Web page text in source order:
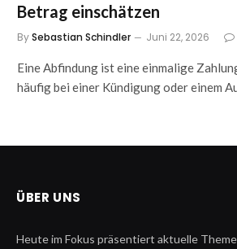
Betrag einschätzen
BySebastian Schindler Juni 22, 2026
Eine Abfindung ist eine einmalige
häufig bei einer Kündigung oder einem
ÜBER UNS
Heute im Fokus präsentiert aktuelle